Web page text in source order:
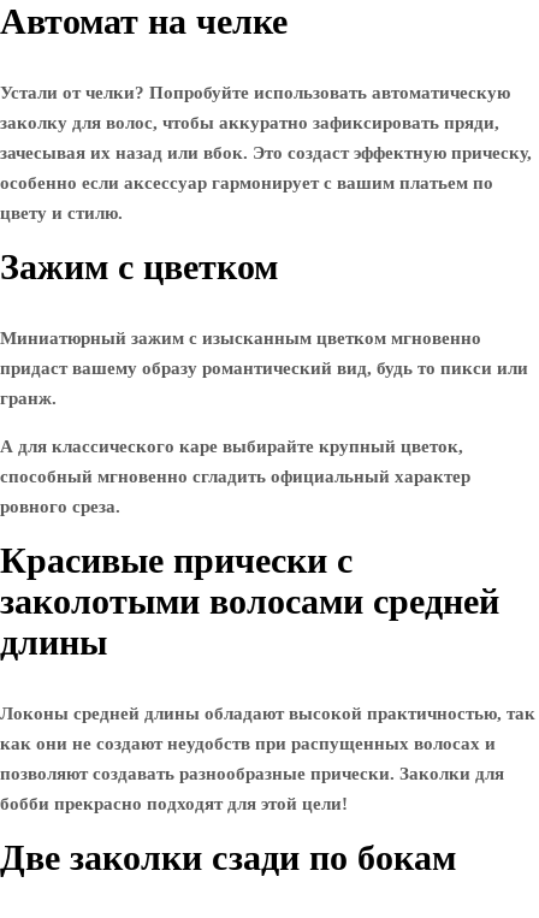
Автомат на челке
Устали от челки? Попробуйте использовать автоматическую
заколку для волос, чтобы аккуратно зафиксировать пряди,
зачесывая их назад или вбок. Это создаст эффектную прическу,
особенно если аксессуар гармонирует с вашим платьем по
цвету и стилю.
Зажим с цветком
Миниатюрный зажим с изысканным цветком мгновенно
придаст вашему образу романтический вид, будь то пикси или
гранж.
А для классического каре выбирайте крупный цветок,
способный мгновенно сгладить официальный характер
ровного среза.
Красивые прически с
заколотыми волосами средней
длины
Локоны средней длины обладают высокой практичностью, так
как они не создают неудобств при распущенных волосах и
позволяют создавать разнообразные прически. Заколки для
бобби прекрасно подходят для этой цели!
Две заколки сзади по бокам